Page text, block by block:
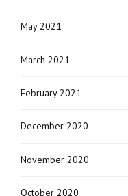
May 2021
March 2021
February 2021
December 2020
November 2020
October 2020